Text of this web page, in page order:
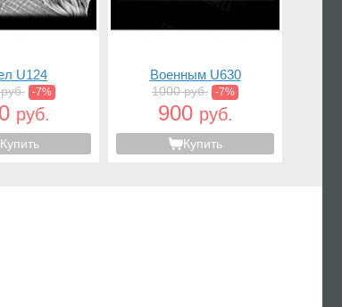
U124
-7%
руб.
Купить
Военным U630
1000 руб. -7%
900 руб.
Купить